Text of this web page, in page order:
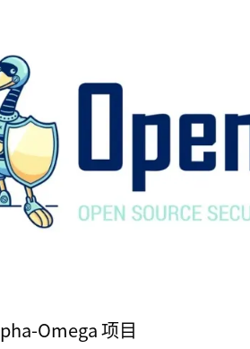
Omega 项目